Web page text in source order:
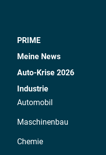
PRIME
Meine News
Auto-Krise 2026
Industrie
Automobil
Maschinenbau
Chemie